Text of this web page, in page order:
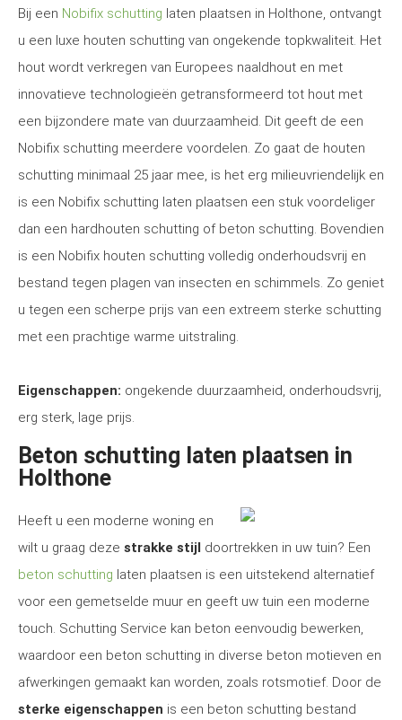
Bij een Nobifix schutting laten plaatsen in Holthone, ontvangt
u een luxe houten schutting van ongekende topkwaliteit. Het
hout wordt verkregen van Europees naaldhout en met
innovatieve technologieën getransformeerd tot hout met
een bijzondere mate van duurzaamheid. Dit geeft de een
Nobifix schutting meerdere voordelen. Zo gaat de houten
schutting minimaal 25 jaar mee, is het erg milieuvriendelijk en
is een Nobifix schutting laten plaatsen een stuk voordeliger
dan een hardhouten schutting of beton schutting. Bovendien
is een Nobifix houten schutting volledig onderhoudsvrij en
bestand tegen plagen van insecten en schimmels. Zo geniet
u tegen een scherpe prijs van een extreem sterke schutting
met een prachtige warme uitstraling.
Eigenschappen: ongekende duurzaamheid, onderhoudsvrij,
erg sterk, lage prijs.
Beton schutting laten plaatsen in
Holthone
Heeft u een moderne woning en
wilt u graag deze strakke stijl doortrekken in uw tuin? Een
beton schutting laten plaatsen is een uitstekend alternatief
voor een gemetselde muur en geeft uw tuin een moderne
touch. Schutting Service kan beton eenvoudig bewerken,
waardoor een beton schutting in diverse beton motieven en
afwerkingen gemaakt kan worden, zoals rotsmotief. Door de
sterke eigenschappen is een beton schutting bestand